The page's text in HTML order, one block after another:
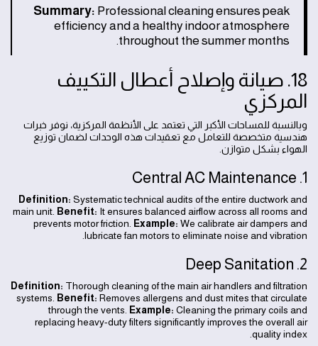
Summary: Professional cleaning ensures peak
efficiency and a healthy indoor atmosphere
throughout the summer months.
18. صيانة وإصلاح أعطال التكييف
المركزي
وبالنسبة للمساحات الأكبر التي تعتمد على الأنظمة المركزية، نوفر خبرات
هندسية متخصصة للتعامل مع تعقيدات هذه الوحدات لضمان توزيع
الهواء بشكل متوازن.
1. Central AC Maintenance
Definition: Systematic technical audits of the entire ductwork and
main unit. Benefit: It ensures balanced airflow across all rooms and
prevents motor friction.
Example: We calibrate air dampers and
lubricate fan motors to eliminate noise and vibration.
2. Deep Sanitation
Definition: Thorough cleaning of the main air handlers and filtration
systems.
Benefit: Removes allergens and dust mites that circulate
through the vents.
Example: Cleaning the primary coils and
replacing heavy-duty filters significantly improves the overall air
quality index.